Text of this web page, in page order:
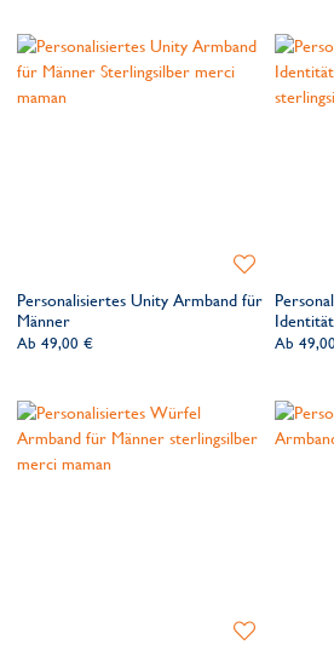
Personalisiertes Unity Armband für
Männer
Ab 49,00 €
Zur
hinzufügen
Ab
Zur